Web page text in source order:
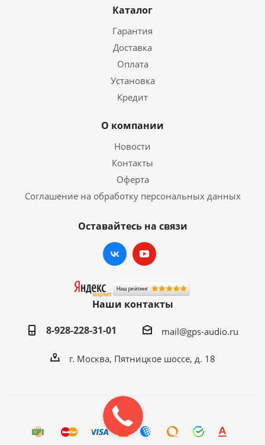
Каталог
Гарантия
Доставка
Оплата
Установка
Кредит
О компании
Новости
Контакты
Оферта
Соглашение на обработку персональных данных
Оставайтесь на связи
Наши контакты
8-928-228-31-01
mail@gps-audio.ru
г. Москва, Пятницкое шоссе, д. 18